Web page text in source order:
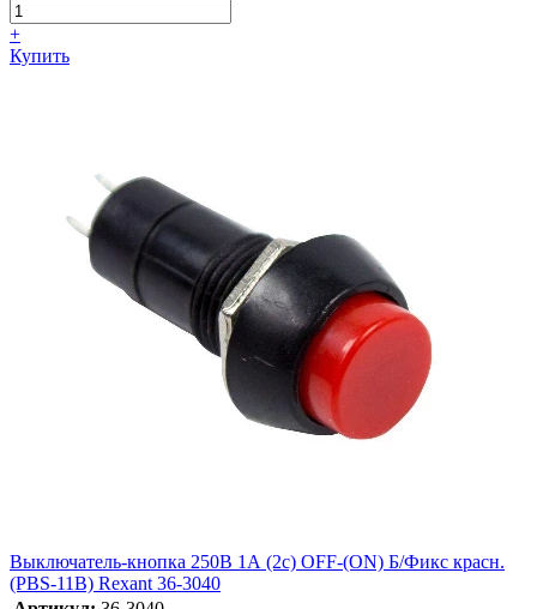
+
Купить
Выключатель-кнопка 250В 1А (2с) OFF-(ON) Б/Фикс красн.
(PBS-11В) Rexant 36-3040